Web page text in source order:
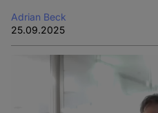
Adrian Beck
25.09.2025